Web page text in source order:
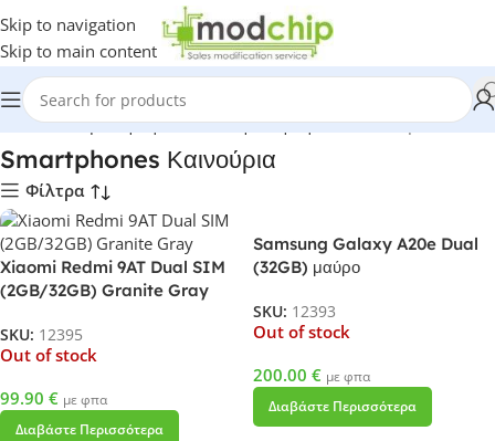
Skip to navigation
Skip to main content
Home-Shop-Τηλεφωνία-Κινητά τηλέφωνα-Smartphones
Smartphones Καινούρια
Φίλτρα
Xiaomi Redmi 9AT Dual SIM
(2GB/32GB) Granite Gray
SKU: 12395
Out of stock
99.90 € με φπα
Διαβάστε Περισσότερα
Samsung Galaxy A20e Dual
(32GB) μαύρο
SKU: 12393
Out of stock
200.00 € με φπα
Διαβάστε Περισσότερα